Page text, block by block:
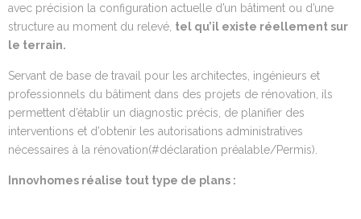
avec précision la configuration actuelle d’un bâtiment ou d’une
structure au moment du relevé, tel qu’il existe réellement sur
le terrain.
Servant de base de travail pour les architectes, ingénieurs et
professionnels du bâtiment dans des projets de rénovation, ils
permettent d’établir un diagnostic précis, de planifier des
interventions et d’obtenir les autorisations administratives
nécessaires à la rénovation(#déclaration préalable/Permis)
Innovhomes réalise tout type de plans :